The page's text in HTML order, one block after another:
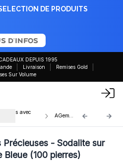
DE PRODUITS
D'INFOS
DEPUIS 1995
Livraison
Remises Gold
Sur Volume
Gros avec
AGemT-11
Précieuses - Sodalite sur
(100 pierres)